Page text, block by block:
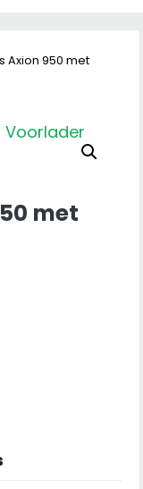
Axion 950 met
met